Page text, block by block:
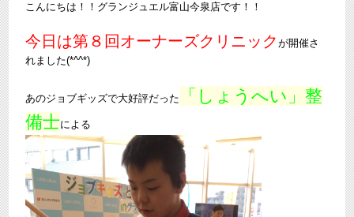
こんにちは！！グランジュエル富山今泉店です！！
今日は第８回オーナーズクリニックが開催さ
れました(*^^*)
あのジョブギッズで大好評だった
「しょうへい」整
備士による